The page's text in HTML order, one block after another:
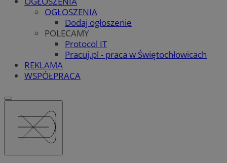
OGŁOSZENIA
Dodaj ogłoszenie
POLECAMY
Protocol IT
Pracuj.pl - praca w Świętochłowicach
REKLAMA
WSPÓŁPRACA